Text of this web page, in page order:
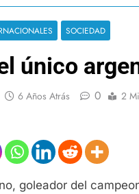
SOCIEDAD
único
6 Años Atrás 0 2
goleador del